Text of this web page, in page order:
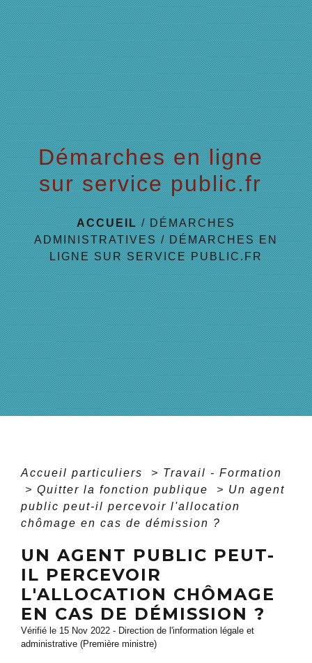
Démarches en ligne
sur service public.fr
ACCUEIL / DÉMARCHES
ADMINISTRATIVES / DÉMARCHES EN
LIGNE SUR SERVICE PUBLIC.FR
Accueil particuliers > Travail - Formation
> Quitter la fonction publique > Un agent
public peut-il percevoir l'allocation
chômage en cas de démission ?
UN AGENT PUBLIC PEUT-
IL PERCEVOIR
L'ALLOCATION CHÔMAGE
EN CAS DE DÉMISSION ?
Vérifié le 15 Nov 2022 - Direction de l'information légale et
administrative (Première ministre)